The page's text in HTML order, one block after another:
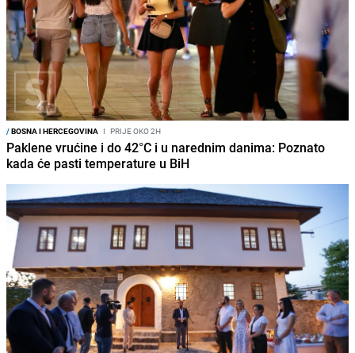
/BOSNA I HERCEGOVINA I PRIJE OKO 2H
Paklene vrućine i do 42°C i u narednim danima: Poznato
kada će pasti temperature u BiH